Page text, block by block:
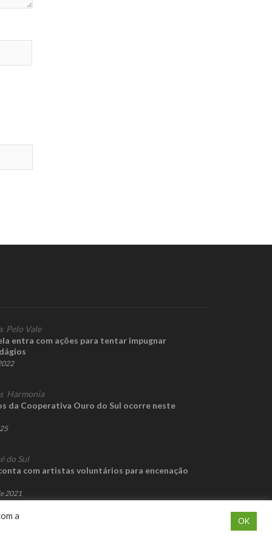
, Pelo Vale
entra com ações para tentar impugnar
, Harmonia
da Cooperativa Ouro do Sul ocorre neste
do Sul
com artistas voluntários para encenação
2021
a
OK